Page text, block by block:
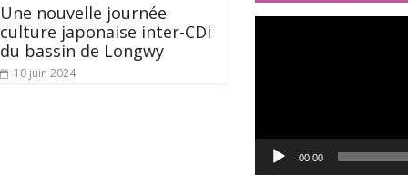
Une nouvelle journée
culture japonaise inter-CDi
du bassin de Longwy
10 juin 2024
00:00